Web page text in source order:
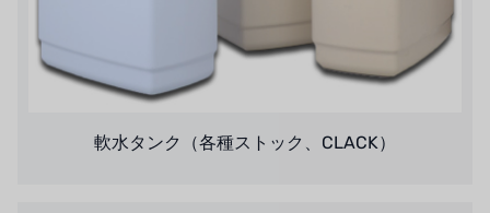
軟水タンク（各種ストック、CLACK）